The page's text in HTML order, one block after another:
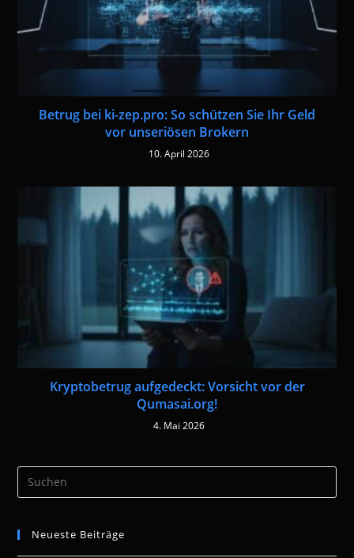
Betrug bei ki-zep.pro: So schützen Sie Ihr Geld
vor unseriösen Brokern
10. April 2026
Kryptobetrug aufgedeckt: Vorsicht vor der
Qumasai.org!
4. Mai 2026
the
Neueste Beiträge